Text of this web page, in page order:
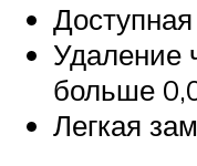
Удаление
больше
Легкая